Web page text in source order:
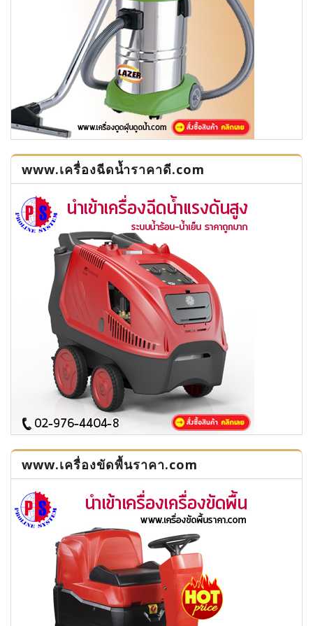
www.เครื่องฉีดน้ำราคาดี.com
www.เครื่องขัดพื้นราคา.com